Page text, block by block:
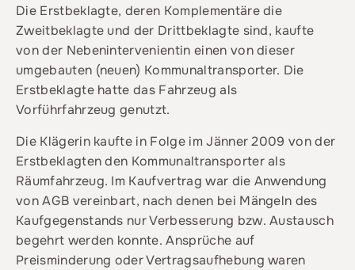
Die Erstbeklagte, deren Komplementäre die
Zweitbeklagte und der Drittbeklagte sind, kaufte
von der Nebenintervenientin einen von dieser
umgebauten (neuen) Kommunaltransporter. Die
Erstbeklagte hatte das Fahrzeug als
Vorführfahrzeug genutzt.
Die Klägerin kaufte in Folge im Jänner 2009 von der
Erstbeklagten den Kommunaltransporter als
Räumfahrzeug. Im Kaufvertrag war die Anwendung
von AGB vereinbart, nach denen bei Mängeln des
Kaufgegenstands nur Verbesserung bzw. Austausch
begehrt werden konnte. Ansprüche auf
Preisminderung oder Vertragsaufhebung waren